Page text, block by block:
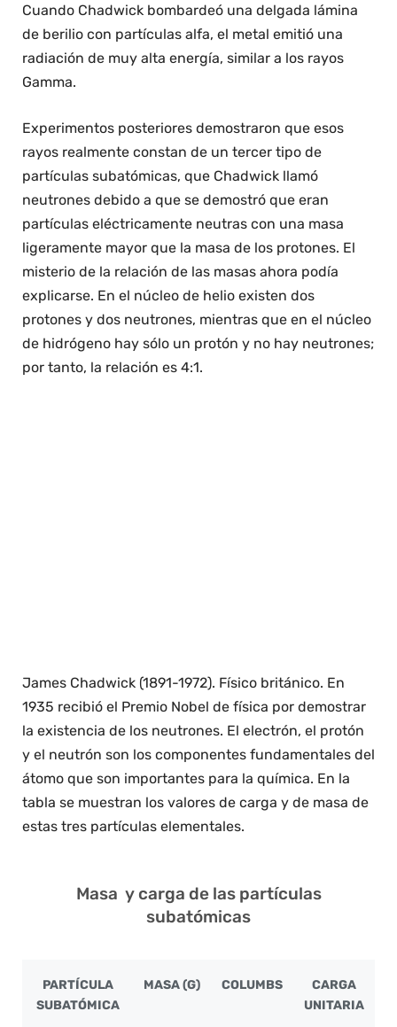
Cuando Chadwick bombardeó una delgada lámina
de berilio con partículas alfa, el metal emitió una
radiación de muy alta energía, similar a los rayos
Gamma.
Experimentos posteriores demostraron que esos
rayos realmente constan de un tercer tipo de
partículas subatómicas, que Chadwick llamó
neutrones debido a que se demostró que eran
partículas eléctricamente neutras con una masa
ligeramente mayor que la masa de los protones. El
misterio de la relación de las masas ahora podía
explicarse. En el núcleo de helio existen dos
protones y dos neutrones, mientras que en el núcleo
de hidrógeno hay sólo un protón y no hay neutrones;
por tanto, la relación es 4:1.
James Chadwick (1891-1972). Físico británico. En
1935 recibió el Premio Nobel de física por demostrar
la existencia de los neutrones. El electrón, el protón
y el neutrón son los componentes fundamentales del
átomo que son importantes para la química. En la
tabla se muestran los valores de carga y de masa de
estas tres partículas elementales.
Masa y carga de las partículas
subatómicas
PARTÍCULA
SUBATÓMICA
MASA (G) COLUMBS
CARGA
UNITARIA